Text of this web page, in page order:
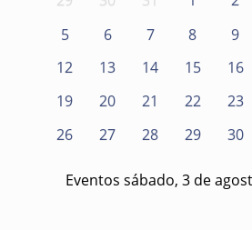
5
6 7 8 9
12
13 14 15 16
19
20 21 22 23
26
27 28 29 30
Eventos sábado, 3 de